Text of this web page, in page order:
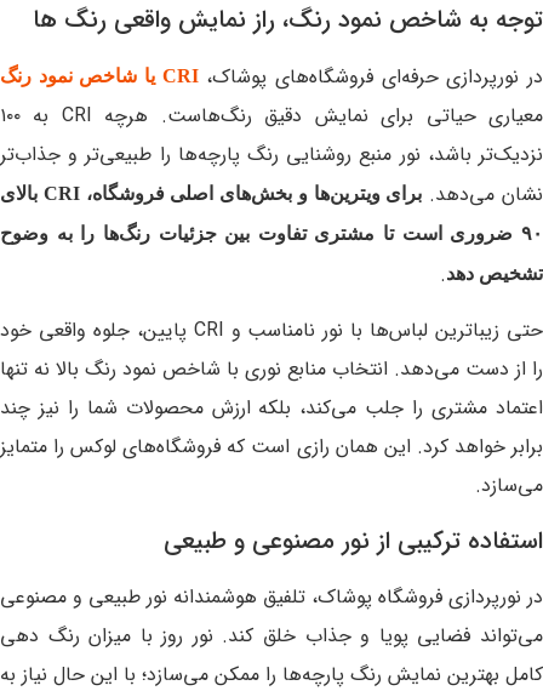
توجه به شاخص نمود رنگ، راز نمایش واقعی رنگ ها
در نورپردازی حرفه‌ای فروشگاه‌های پوشاک،CRI یا شاخص نمود رنگ
معیاری حیاتی برای نمایش دقیق رنگ‌هاست. هرچه CRI به ۱۰۰
نزدیک‌تر باشد، نور منبع روشنایی رنگ پارچه‌ها را طبیعی‌تر و جذاب‌تر
نشان می‌دهد. برای ویترین‌ها و بخش‌های اصلی فروشگاه،CRI بالای
۹۰ ضروری است تا مشتری تفاوت بین جزئیات رنگ‌ها را به وضوح
تشخیص دهد.
حتی زیباترین لباس‌ها با نور نامناسب و CRI پایین، جلوه‌ واقعی خود
را از دست می‌دهد. انتخاب منابع نوری با شاخص نمود رنگ بالا نه تنها
اعتماد مشتری را جلب می‌کند، بلکه ارزش محصولات شما را نیز چند
برابر خواهد کرد. این همان رازی است که فروشگاه‌های لوکس را متمایز
می‌سازد.
استفاده ترکیبی از نور مصنوعی و طبیعی
در نورپردازی فروشگاه پوشاک، تلفیق هوشمندانه نور طبیعی و مصنوعی
می‌تواند فضایی پویا و جذاب خلق کند. نور روز با میزان رنگ‌ دهی
کامل بهترین نمایش رنگ پارچه‌ها را ممکن می‌سازد؛ با این حال نیاز به